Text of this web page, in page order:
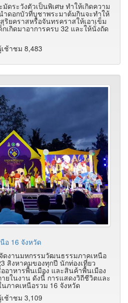
ดระวังตัวเป็นพิเศษ ทำให้เกิดความ
ำดอกบัวที่บูชาพระมาต้มกินจะทำให้
ริยคราสหรือจันทรคราสให้เอาเข็ม
เกิดมาอาการครบ 32 และให้นั่งถัด
ช้าชม 8,483
อ 16 จังหวัด
ดงานมหกรรมวัฒนธรรมภาคเหนือ
สิงหาคมของทุกปี นักท่องเที่ยว
อาหารพื้นเมือง และสินค้าพื้นเมือง
ยในงาน ดังนี้ การแสดงวิถีชีวิตและ
าคเหนือรวม 16 จังหวัด
ช้าชม 3,109